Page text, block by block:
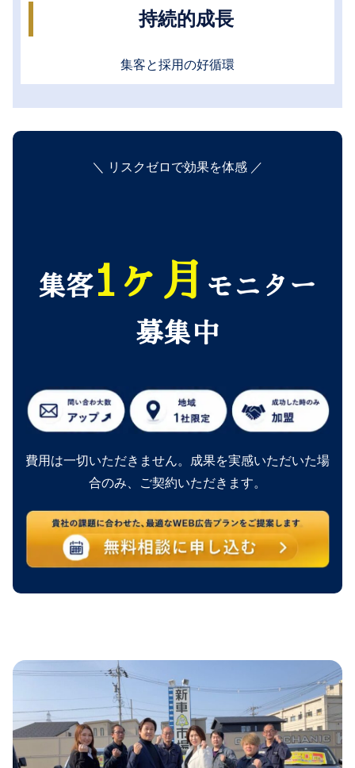
持続的成長
集客と採用の好循環
＼ リスクゼロで効果を体感 ／
集客1ヶ月
モニター
募集中
費用は一切いただきません。成果を実感いただいた場
合のみ、ご契約いただきます。